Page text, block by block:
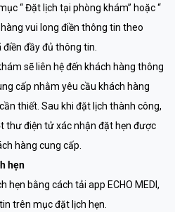
“ Đặt lịch tại phòng khám” hoặc “
vui long điền thông tin theo
điền đầy đủ thông tin.
sẽ liên hệ đến khách hàng thông
cấp nhằm yêu cầu khách hàng
thiết. Sau khi đặt lịch thành công,
thư điện tử xác nhận đặt hẹn được
hàng cung cấp.
hẹn
hẹn bằng cách tải app ECHO MEDI,
trên mục đặt lịch hẹn.